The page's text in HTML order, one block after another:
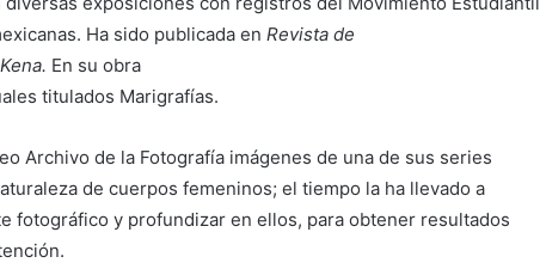
Ha sido publicada en Revista de
En su obra
titulados Marigrafías.
Archivo de la Fotografía imágenes de una de sus series
de cuerpos femeninos; el tiempo la ha llevado a
fotográfico y profundizar en ellos, para obtener resultados